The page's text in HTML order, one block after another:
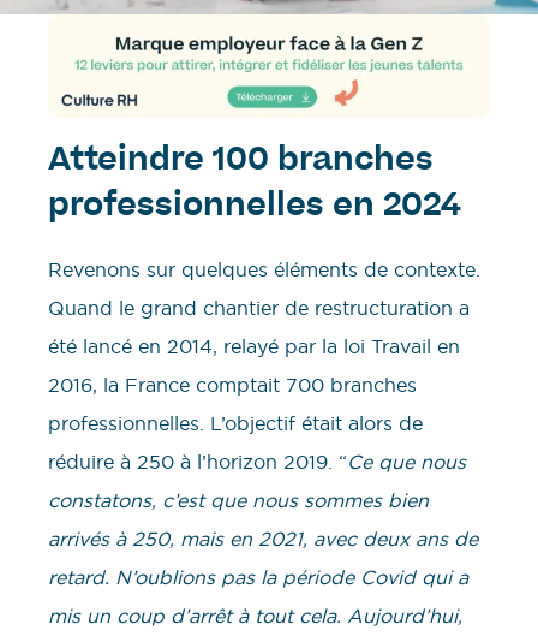
Atteindre 100 branches
professionnelles en 2024
Revenons sur quelques éléments de contexte.
Quand le grand chantier de restructuration a
été lancé en 2014, relayé par la loi Travail en
2016, la France comptait 700 branches
professionnelles. L’objectif était alors de
réduire à 250 à l’horizon 2019. “Ce que nous
constatons, c’est que nous sommes bien
arrivés à 250, mais en 2021, avec deux ans de
retard. N’oublions pas la période Covid qui a
mis un coup d’arrêt à tout cela. Aujourd’hui,